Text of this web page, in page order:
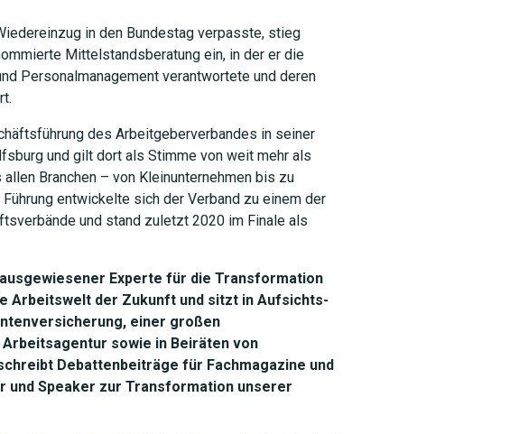
in den Bundestag verpasste, stieg
Mittelstandsberatung ein, in der er die
Personalmanagement verantwortete und deren
des Arbeitgeberverbandes in seiner
und gilt dort als Stimme von weit mehr als
Branchen – von Kleinunternehmen bis zu
entwickelte sich der Verband zu einem der
und stand zuletzt 2020 im Finale als
Experte für die Transformation
Arbeitswelt der Zukunft und sitzt in Aufsichts-
einer großen
sowie in Beiräten von
Debattenbeiträge für Fachmagazine und
Speaker zur Transformation unserer
JETZT SUCHEN